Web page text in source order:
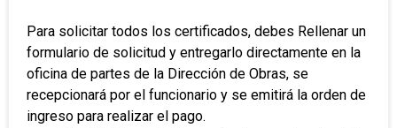
Para solicitar todos los certificados, debes Rellenar un
formulario de solicitud y entregarlo directamente en la
oficina de partes de la Dirección de Obras, se
recepcionará por el funcionario y se emitirá la orden de
ingreso para realizar el pago.